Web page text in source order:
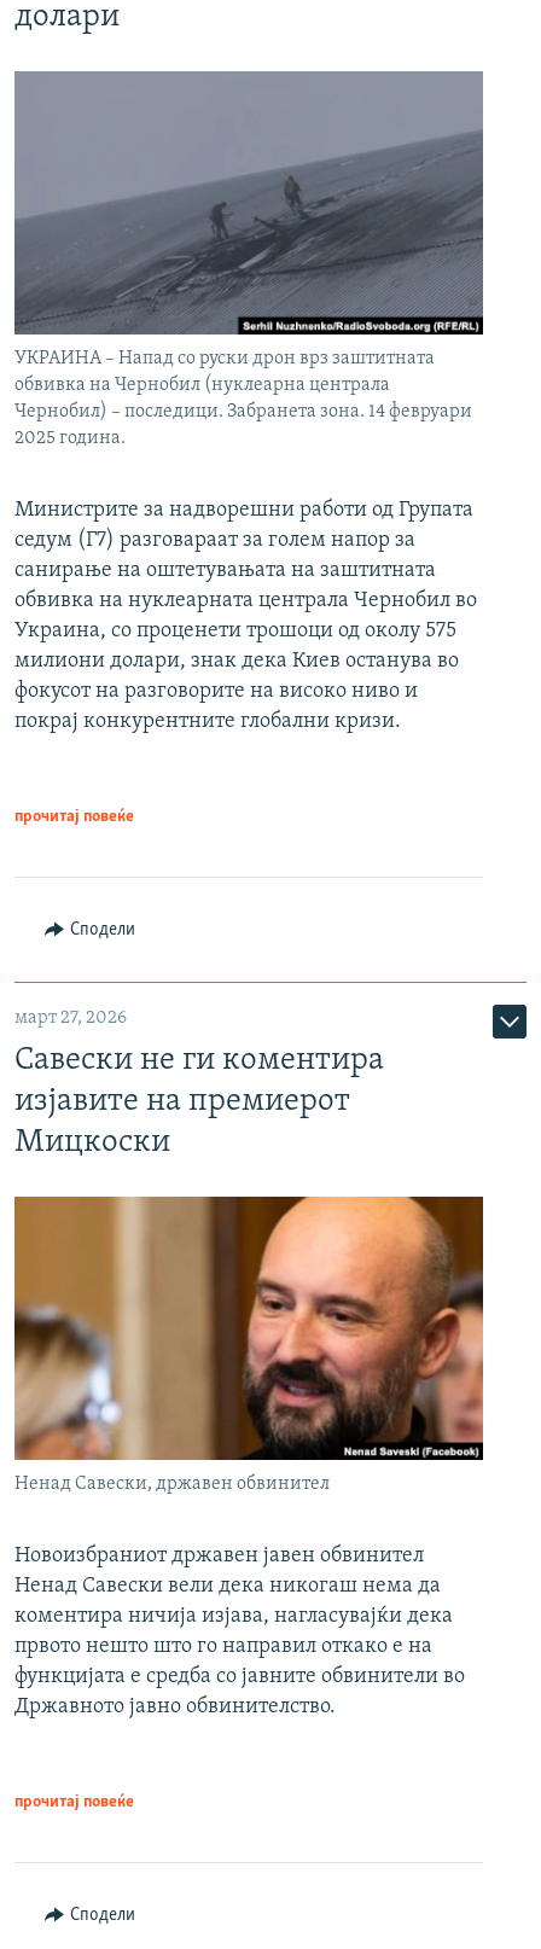
долари
УКРАИНА – Напад со руски дрон врз заштитната
обвивка на Чернобил (нуклеарна централа
Чернобил) – последици. Забранета зона. 14 февруари
2025 година.
Министрите за надворешни работи од Групата
седум (Г7) разговараат за голем напор за
санирање на оштетувањата на заштитната
обвивка на нуклеарната централа Чернобил во
Украина, со проценети трошоци од околу 575
милиони долари, знак дека Киев останува во
фокусот на разговорите на високо ниво и
покрај конкурентните глобални кризи.
прочитај повеќе
Сподели
март 27, 2026
Савески не ги коментира
изјавите на премиерот
Мицкоски
Ненад Савески, државен обвинител
Новоизбраниот државен јавен обвинител
Ненад Савески вели дека никогаш нема да
коментира ничија изјава, нагласувајќи дека
првото нешто што го направил откако е на
функцијата е средба со јавните обвинители во
Државното јавно обвинителство.
прочитај повеќе
Сподели